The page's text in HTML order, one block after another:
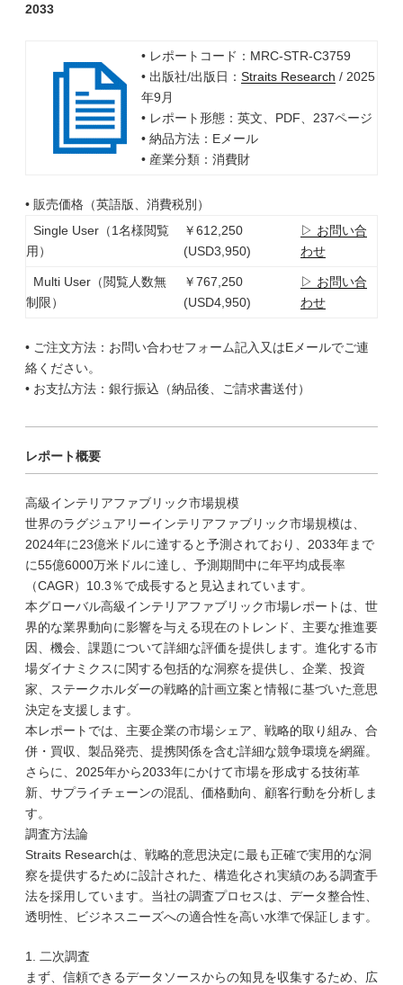
2033
• レポートコード：MRC-STR-C3759
• 出版社/出版日： Straits Research / 2025
年9月
• レポート形態：英文、PDF、237ページ
• 納品方法：Eメール
• 産業分類：消費財
• 販売価格（英語版、消費税別）
Single User（1名様閲覧
用）
￥612,250
(USD3,950)
▷ お問い合
わせ
Multi User（閲覧人数無
制限）
￥767,250
(USD4,950)
▷ お問い合
わせ
• ご注文方法：お問い合わせフォーム記入又はEメールでご連
絡ください。
• お支払方法：銀行振込（納品後、ご請求書送付）
レポート概要
高級インテリアファブリック市場規模
世界のラグジュアリーインテリアファブリック市場規模は、
2024年に23億米ドルに達すると予測されており、2033年まで
に55億6000万米ドルに達し、予測期間中に年平均成長率
（CAGR）10.3％で成長すると見込まれています。
本グローバル高級インテリアファブリック市場レポートは、世
界的な業界動向に影響を与える現在のトレンド、主要な推進要
因、機会、課題について詳細な評価を提供します。進化する市
場ダイナミクスに関する包括的な洞察を提供し、企業、投資
家、ステークホルダーの戦略的計画立案と情報に基づいた意思
決定を支援します。
本レポートでは、主要企業の市場シェア、戦略的取り組み、合
併・買収、製品発売、提携関係を含む詳細な競争環境を網羅。
さらに、2025年から2033年にかけて市場を形成する技術革
新、サプライチェーンの混乱、価格動向、顧客行動を分析しま
す。
調査方法論
Straits Researchは、戦略的意思決定に最も正確で実用的な洞
察を提供するために設計された、構造化され実績のある調査手
法を採用しています。当社の調査プロセスは、データ整合性、
透明性、ビジネスニーズへの適合性を高い水準で保証します。
1. 二次調査
まず、信頼できるデータソースからの知見を収集するため、広